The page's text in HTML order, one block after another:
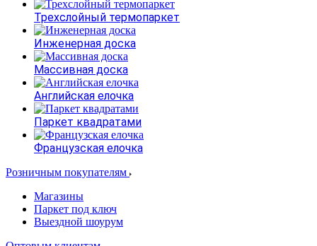
Трехслойный термопаркет
Инженерная доска
Массивная доска
Английская елочка
Паркет квадратами
Французская елочка
Розничным покупателям
Магазины
Паркет под ключ
Выездной шоурум